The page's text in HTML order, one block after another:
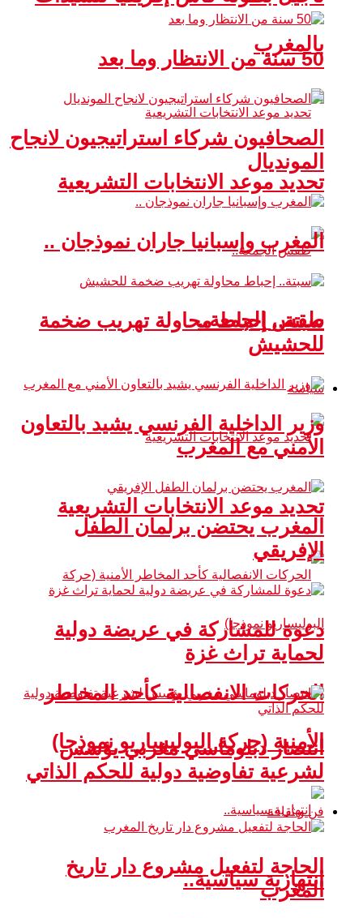
بالمغرب
تحديد موعد الانتخابات التشريعية
طقس الجمعة..
سياسة
تحديد موعد الانتخابات التشريعية
الحركات الانفصالية كأحد المخاطر
الأمنية (حركة البوليساريو نموذجا)
انتهازية سياسية..
50 سنة من الانتظار وما بعد
الصحافيون شركاء استراتيجيون لانجاح
المونديال
المغرب وإسبانيا جاران نموذجان ..
سبتة.. إحباط محاولة تهريب ضخمة
للحشيش
وزير الداخلية الفرنسي يشيد بالتعاون
الأمني مع المغرب
المغرب يحتضن برلمان الطفل
الإفريقي
دعوة للمشاركة في عريضة دولية
لحماية تراث غزة
انتصار دبلوماسي مغربي يؤسس
لشرعية تفاوضية دولية للحكم الذاتي
فن و ثقافة
الحاجة لتفعيل مشروع دار تاريخ
المغرب